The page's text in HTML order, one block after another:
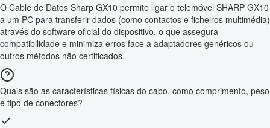
O Cable de Datos Sharp GX10 permite ligar o telemóvel SHARP GX10
a um PC para transferir dados (como contactos e ficheiros multimédia)
através do software oficial do dispositivo, o que assegura
compatibilidade e minimiza erros face a adaptadores genéricos ou
outros métodos não certificados.
Quais são as características físicas do cabo, como comprimento, peso
e tipo de conectores?